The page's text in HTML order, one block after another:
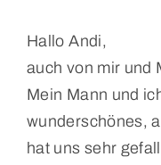
Hallo Andi,
auch von mir und
Mein Mann und
wunderschönes,
hat uns sehr